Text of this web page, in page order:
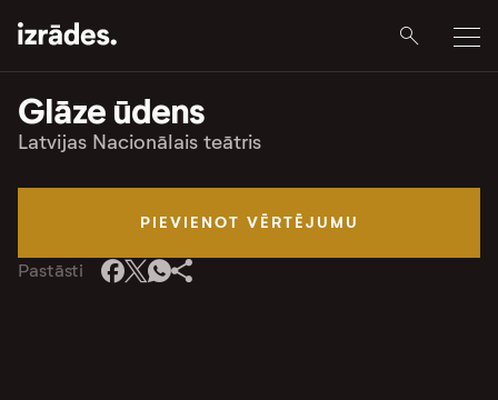
Glāze ūdens
Latvijas Nacionālais teātris
PIEVIENOT VĒRTĒJUMU
Pastāsti